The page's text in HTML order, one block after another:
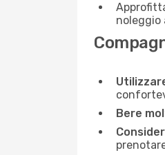
Bere